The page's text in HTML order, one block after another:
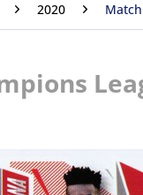
2020